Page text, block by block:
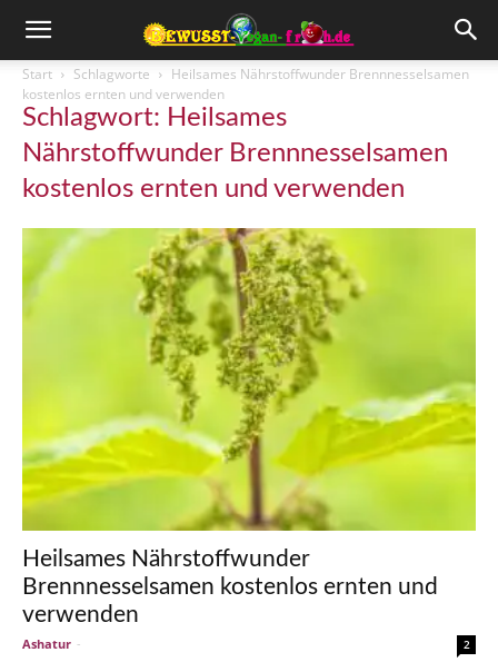
Start Schlagworte
Heilsames Nährstoffwunder Brennnesselsamen
kostenlos ernten und verwenden
Schlagwort: Heilsames
Nährstoffwunder Brennnesselsamen
kostenlos ernten und verwenden
Heilsames Nährstoffwunder
Brennnesselsamen kostenlos ernten und
verwenden
Ashatur - 2